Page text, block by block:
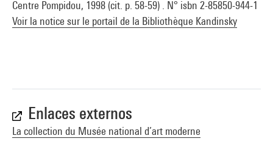
Centre Pompidou, 1998 (cit. p. 58-59) . N° isbn 2-85850-944-1
Voir la notice sur le portail de la Bibliothèque Kandinsky
Enlaces externos
La collection du Musée national d’art moderne